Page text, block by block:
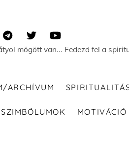
mögött van... Fedezd fel a
ARCHÍVUM
SZIMBÓLUMOK MOTIVÁCIÓ